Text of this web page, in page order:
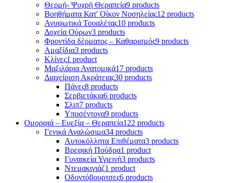
Θερμή- Ψυχρή Θεραπεία9 products
Βοηθήματα Κατ' Οίκον Νοσηλείας12 products
Ανυψωτικά Τουαλέτας10 products
Δοχεία Ούρων3 products
Φροντίδα δέρματος – Καθαρισμός9 products
Αμαξίδια3 products
Κλίνες1 product
Μαξιλάρια Ανατομικά17 products
Διαχείριση Ακράτειας30 products
Πάνες8 products
Σερβιετάκια6 products
Σλιπ7 products
Υποσέντονα9 products
Ομορφιά – Ευεξία – Θεραπεία122 products
Γενικά Αναλώσιμα34 products
Αυτοκόλλητα Επιθέματα3 products
Βρεφική Πούδρα1 product
Γυναικεία Υγιεινή3 products
Ντεμακιγιάζ1 product
Οδοντόβουρτσες6 products